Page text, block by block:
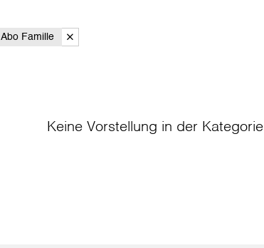
Abo Famille
Keine Vorstellung in der Kategorie